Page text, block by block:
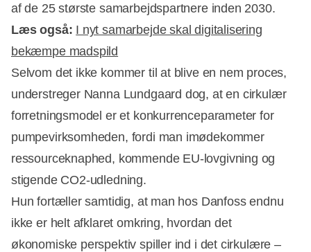
af de 25 største samarbejdspartnere inden 2030.
Læs også: I nyt samarbejde skal digitalisering
bekæmpe madspild
Selvom det ikke kommer til at blive en nem proces,
understreger Nanna Lundgaard dog, at en cirkulær
forretningsmodel er et konkurrenceparameter for
pumpevirksomheden, fordi man imødekommer
ressourceknaphed, kommende EU-lovgivning og
stigende CO2-udledning.
Hun fortæller samtidig, at man hos Danfoss endnu
ikke er helt afklaret omkring, hvordan det
økonomiske perspektiv spiller ind i det cirkulære –